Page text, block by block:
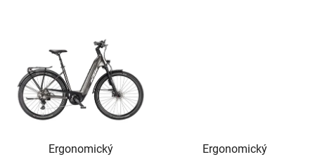
Ergonomický
Ergonomický